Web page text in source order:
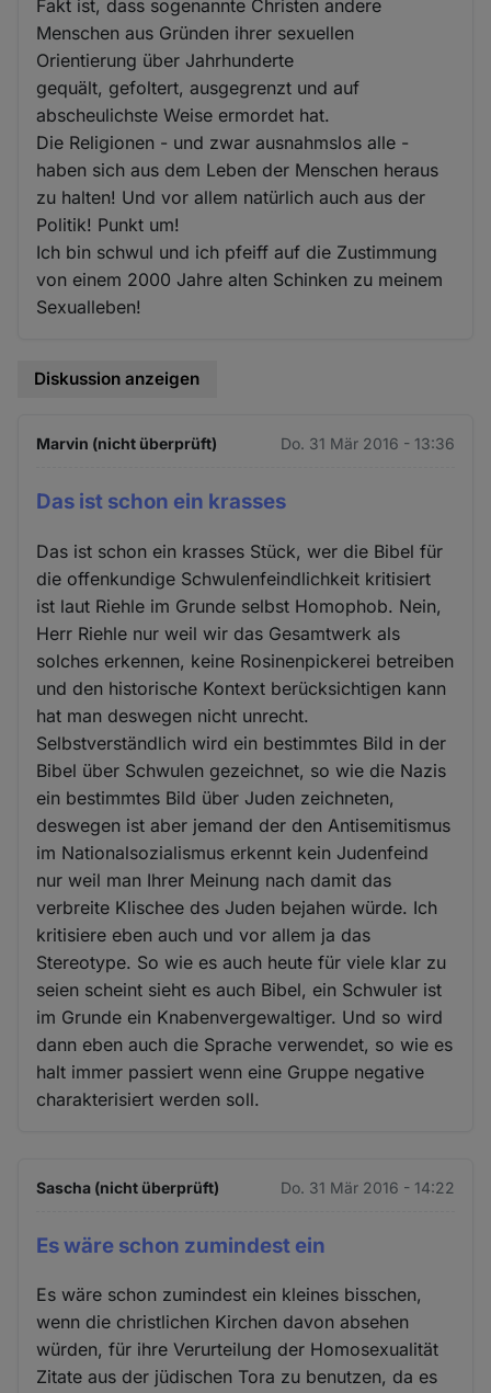
Fakt ist, dass sogenannte Christen andere
Menschen aus Gründen ihrer sexuellen
Orientierung über Jahrhunderte
gequält, gefoltert, ausgegrenzt und auf
abscheulichste Weise ermordet hat.
Die Religionen - und zwar ausnahmslos alle -
haben sich aus dem Leben der Menschen heraus
zu halten! Und vor allem natürlich auch aus der
Politik! Punkt um!
Ich bin schwul und ich pfeiff auf die Zustimmung
von einem 2000 Jahre alten Schinken zu meinem
Sexualleben!
Diskussion anzeigen
Marvin (nicht überprüft) Do. 31 Mär 2016 - 13:36
Das ist schon ein krasses
Das ist schon ein krasses Stück, wer die Bibel für
die offenkundige Schwulenfeindlichkeit kritisiert
ist laut Riehle im Grunde selbst Homophob. Nein,
Herr Riehle nur weil wir das Gesamtwerk als
solches erkennen, keine Rosinenpickerei betreiben
und den historische Kontext berücksichtigen kann
hat man deswegen nicht unrecht.
Selbstverständlich wird ein bestimmtes Bild in der
Bibel über Schwulen gezeichnet, so wie die Nazis
ein bestimmtes Bild über Juden zeichneten,
deswegen ist aber jemand der den Antisemitismus
im Nationalsozialismus erkennt kein Judenfeind
nur weil man Ihrer Meinung nach damit das
verbreite Klischee des Juden bejahen würde. Ich
kritisiere eben auch und vor allem ja das
Stereotype. So wie es auch heute für viele klar zu
seien scheint sieht es auch Bibel, ein Schwuler ist
im Grunde ein Knabenvergewaltiger. Und so wird
dann eben auch die Sprache verwendet, so wie es
halt immer passiert wenn eine Gruppe negative
charakterisiert werden soll.
Sascha (nicht überprüft) Do. 31 Mär 2016 - 14:22
Es wäre schon zumindest ein
Es wäre schon zumindest ein kleines bisschen,
wenn die christlichen Kirchen davon absehen
würden, für ihre Verurteilung der Homosexualität
Zitate aus der jüdischen Tora zu benutzen, da es